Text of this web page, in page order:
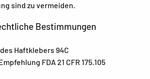
sind zu vermeiden.
Bestimmungen
Haftklebers 94C
FDA 21 CFR 175.105